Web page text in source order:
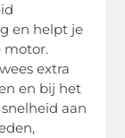
en helpt je
motor.
extra
en bij het
aan